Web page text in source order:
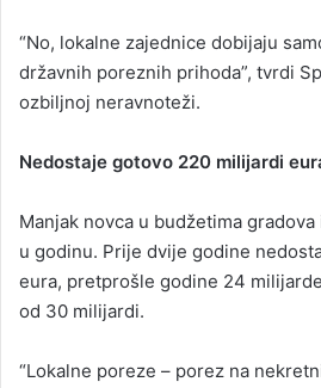
“No, lokalne zajednice dobijaju
državnih poreznih prihoda”, tvrdi
ozbiljnoj neravnoteži.
Nedostaje gotovo 220 milijardi
Manjak novca u budžetima
u godinu. Prije dvije godine
eura, pretprošle godine 24
od 30 milijardi.
“Lokalne poreze – porez na